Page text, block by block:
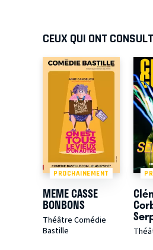
CEUX QUI ONT
PROCHAINEMENT
MEME CASSE
BONBONS
Théâtre Comédie
Bastille